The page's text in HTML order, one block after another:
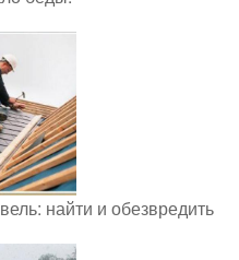
найти и обезвредить